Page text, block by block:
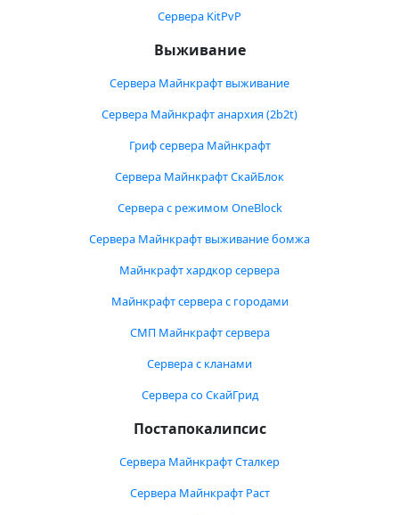
Сервера KitPvP
Выживание
Сервера Майнкрафт выживание
Сервера Майнкрафт анархия (2b2t)
Гриф сервера Майнкрафт
Сервера Майнкрафт СкайБлок
Сервера с режимом OneBlock
Сервера Майнкрафт выживание бомжа
Майнкрафт хардкор сервера
Майнкрафт сервера с городами
СМП Майнкрафт сервера
Сервера с кланами
Сервера со СкайГрид
Постапокалипсис
Сервера Майнкрафт Сталкер
Сервера Майнкрафт Раст